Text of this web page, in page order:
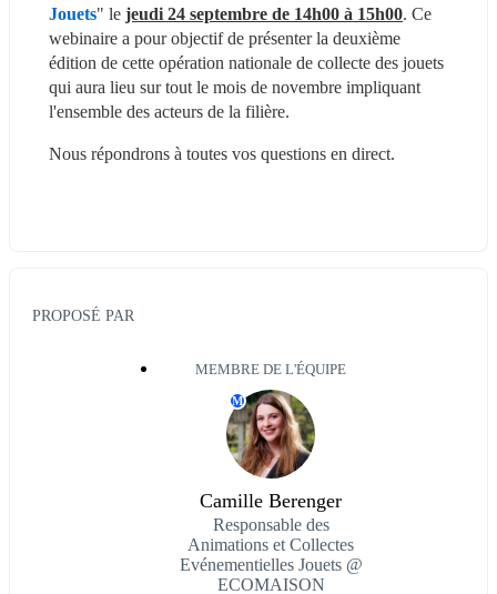
Jouets" le jeudi 24 septembre de 14h00 à 15h00. Ce
webinaire a pour objectif de présenter la deuxième
édition de cette opération nationale de collecte des jouets
qui aura lieu sur tout le mois de novembre impliquant
l'ensemble des acteurs de la filière.
Nous répondrons à toutes vos questions en direct.
PROPOSÉ PAR
MEMBRE DE L'ÉQUIPE
M
Camille Berenger
Responsable des
Animations et Collectes
Evénementielles Jouets @
ECOMAISON